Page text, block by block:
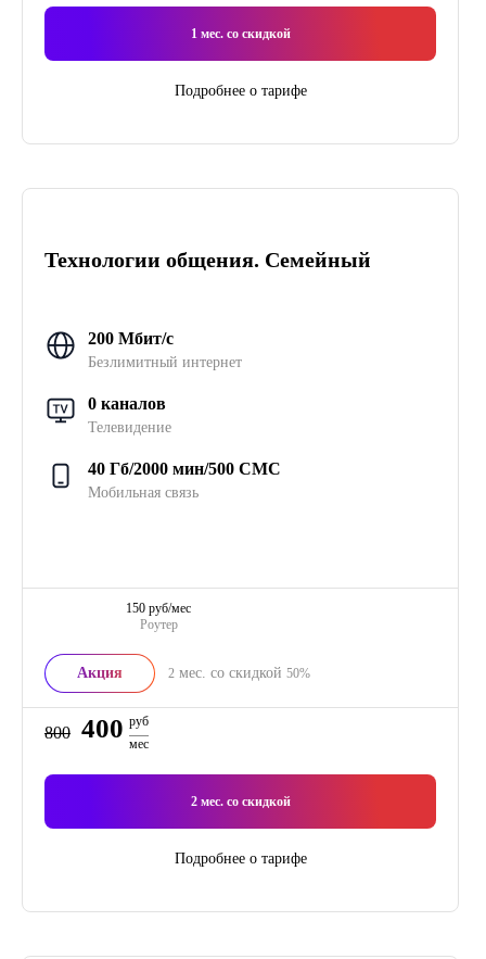
1мес. со скидкой
Подробнее о тарифе
Технологии общения. Семейный
200 Мбит/с
Безлимитный интернет
0 каналов
Телевидение
40 Гб/2000 мин/500 СМС
Мобильная связь
Роутер
150 руб/мес
Акция 2 мес. со скидкой 50%
800 400 руб
мес
2мес. со скидкой
Подробнее о тарифе